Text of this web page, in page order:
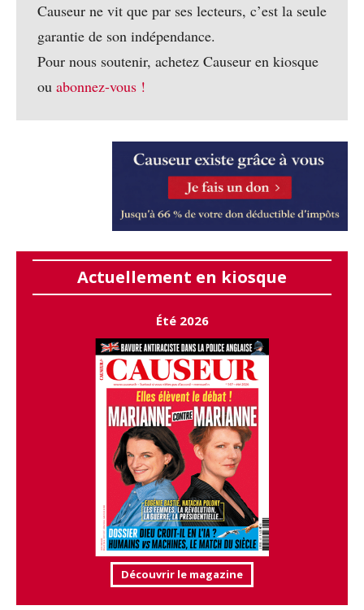
Causeur ne vit que par ses lecteurs, c’est la seule
garantie de son indépendance.
Pour nous soutenir, achetez Causeur en kiosque
ou abonnez-vous !
Actuellement en kiosque
Été 2026
Découvrir le magazine